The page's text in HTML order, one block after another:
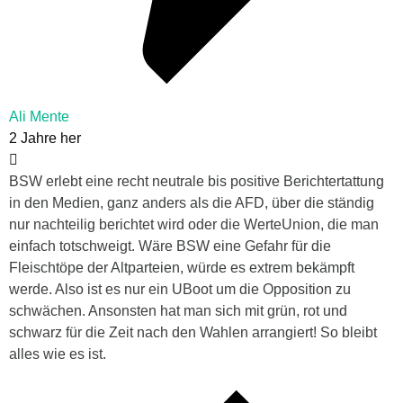
Ali Mente
2 Jahre her
BSW erlebt eine recht neutrale bis positive Berichtertattung
in den Medien, ganz anders als die AFD, über die ständig
nur nachteilig berichtet wird oder die WerteUnion, die man
einfach totschweigt. Wäre BSW eine Gefahr für die
Fleischtöpe der Altparteien, würde es extrem bekämpft
werde. Also ist es nur ein UBoot um die Opposition zu
schwächen. Ansonsten hat man sich mit grün, rot und
schwarz für die Zeit nach den Wahlen arrangiert! So bleibt
alles wie es ist.